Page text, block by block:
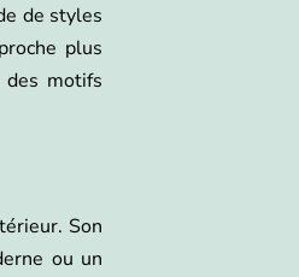
de styles
plus
des motifs
Son
ou un